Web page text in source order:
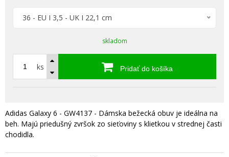
36 - EU I 3,5 - UK I 22,1 cm
skladom
ks Pridať do košíka
Adidas Galaxy 6 - GW4137 - Dámska bežecká obuv je ideálna na
beh. Majú priedušný zvršok zo sieťoviny s klietkou v strednej časti
chodidla.